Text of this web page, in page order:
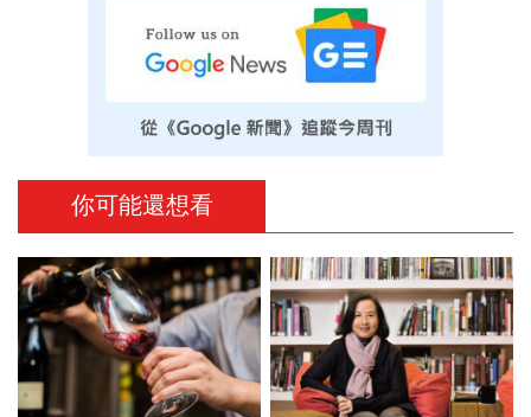
你可能還想看